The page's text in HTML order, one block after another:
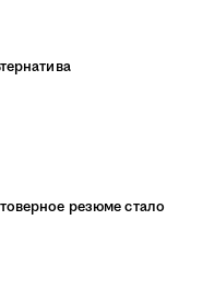
резюме стало